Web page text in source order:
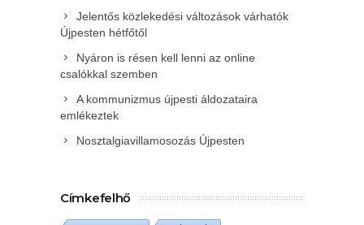
Jelentős közlekedési változások várhatók
Újpesten hétfőtől
Nyáron is résen kell lenni az online
csalókkal szemben
A kommunizmus újpesti áldozataira
emlékeztek
Nosztalgiavillamosozás Újpesten
Címkefelhő